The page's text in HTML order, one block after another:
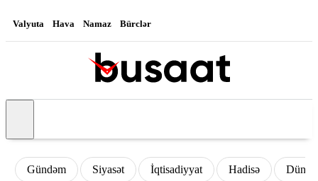
Valyuta Hava Namaz Bürclər
Gündəm Siyasət İqtisadiyyat Hadisə Dünya